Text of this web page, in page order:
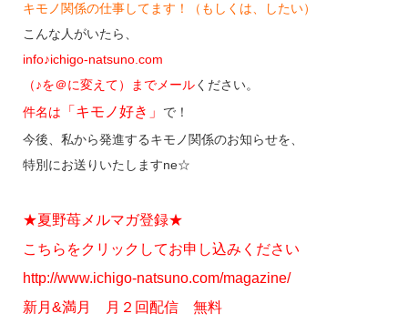
キモノ関係の仕事してます！（もしくは、したい）
こんな人がいたら、
info♪ichigo-natsuno.com
（♪を＠に変えて）までメールください。
件名は 「キモノ好き」
で！
今後、私から発進するキモノ関係のお知らせを、
特別にお送りいたしますne☆
★夏野苺メルマガ登録★
こちらをクリックしてお申し込みください
http://www.ichigo-natsuno.com/magazine/
新月&満月 月２回配信 無料